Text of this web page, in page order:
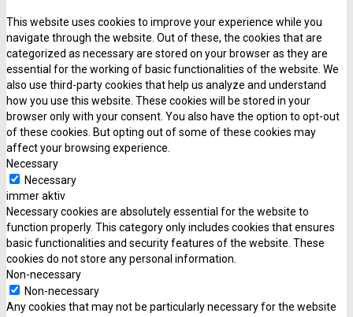
This website uses cookies to improve your experience while you
navigate through the website. Out of these, the cookies that are
categorized as necessary are stored on your browser as they are
essential for the working of basic functionalities of the website. We
also use third-party cookies that help us analyze and understand
how you use this website. These cookies will be stored in your
browser only with your consent. You also have the option to opt-out
of these cookies. But opting out of some of these cookies may
affect your browsing experience.
Necessary
Necessary
immer aktiv
Necessary cookies are absolutely essential for the website to
function properly. This category only includes cookies that ensures
basic functionalities and security features of the website. These
cookies do not store any personal information.
Non-necessary
Non-necessary
Any cookies that may not be particularly necessary for the website